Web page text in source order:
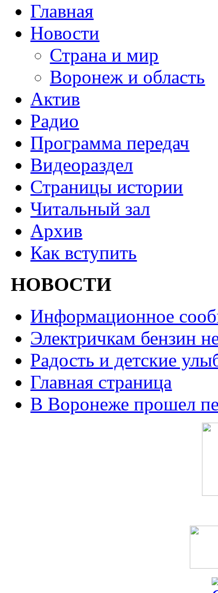
Главная
Новости
Страна и мир
Воронеж и область
Актив
Радио
Программа передач
Видеораздел
Страницы истории
Читальный зал
Архив
Как вступить
НОВОСТИ
Информационное
Электричкам бензин
Радость и детские
Главная страница
В Воронеже прошел